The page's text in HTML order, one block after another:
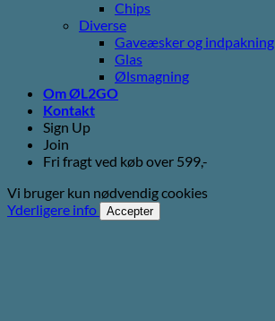
Chips
Diverse
Gaveæsker og indpakning
Glas
Ølsmagning
Om ØL2GO
Kontakt
Sign Up
Join
Fri fragt ved køb over 599,-
Vi bruger kun nødvendig cookies
Yderligere info
Accepter